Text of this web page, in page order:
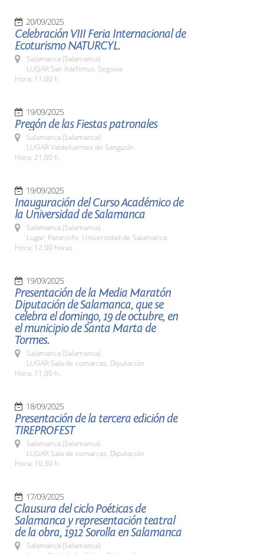
20/09/2025
Celebración VIII Feria Internacional de
Ecoturismo NATURCYL.
Salamanca (Salamanca)
LUGAR San Ildefonso. Segovia
Hora: 11,00 h
19/09/2025
Pregón de las Fiestas patronales
Salamanca (Salamanca)
LUGAR Valdefuentes de Sangusín
Hora: 21,00 h.
19/09/2025
Inauguración del Curso Académico de
la Universidad de Salamanca
Salamanca (Salamanca)
Lugar: Paraninfo. Universidad de Salamanca
Hora: 12,00 horas
19/09/2025
Presentación de la Media Maratón
Diputación de Salamanca, que se
celebra el domingo, 19 de octubre, en
el municipio de Santa Marta de
Tormes.
Salamanca (Salamanca)
LUGAR Sala de comarcas. Diputación
Hora: 11,00 h.
18/09/2025
Presentación de la tercera edición de
TIREPROFEST
Salamanca (Salamanca)
LUGAR Sala de comarcas. Diputación
Hora: 10,30 h
17/09/2025
Clausura del ciclo Poéticas de
Salamanca y representación teatral
de la obra, 1912 Sorolla en Salamanca
Salamanca (Salamanca)